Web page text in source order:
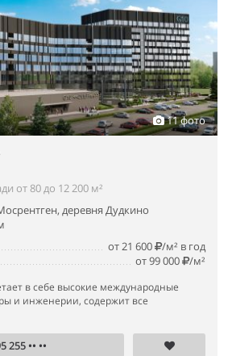
11 фото
от 80 до 12 200 м²
деревня Дудкино
от 21 600
/м² в год
от 99 000
/м²
в себе высокие международные
и инженерии, содержит все
255 •• ••